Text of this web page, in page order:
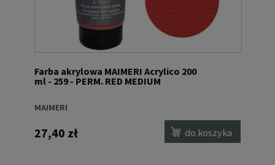
Farba akrylowa MAIMERI Acrylico 200
ml - 259 - PERM. RED MEDIUM
MAIMERI
27,40 zł do koszyka